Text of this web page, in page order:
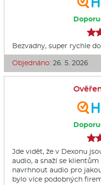
Bezvadny, super rychle
Objednáno: 26. 5. 2026
Jde vidět, že v Dexonu
audio, a snaží se
navrhnout audio pro
bylo více podobných